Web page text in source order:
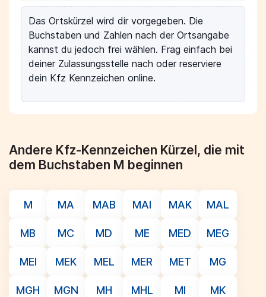
Das Ortskürzel wird dir vorgegeben. Die
Buchstaben und Zahlen nach der Ortsangabe
kannst du jedoch frei wählen. Frag einfach bei
deiner Zulassungsstelle nach oder reserviere
dein Kfz Kennzeichen online.
Andere Kfz-Kennzeichen Kürzel, die mit
dem Buchstaben M beginnen
M MA MAB MAI MAK MAL
MB MC MD ME MED MEG
MEI MEK MEL MER MET MG
MGH MGN MH MHL MI MK